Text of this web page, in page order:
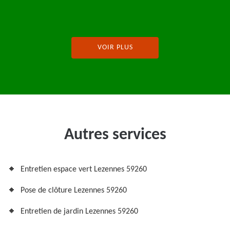
VOIR PLUS
Autres services
Entretien espace vert Lezennes 59260
Pose de clôture Lezennes 59260
Entretien de jardin Lezennes 59260